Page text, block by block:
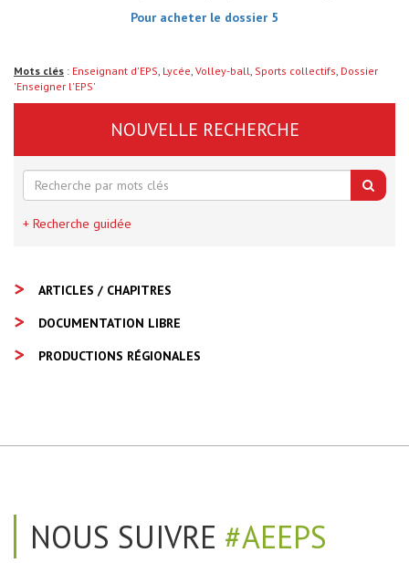
Pour acheter le dossier 5
Mots clés : Enseignant d'EPS, Lycée, Volley-ball, Sports collectifs, Dossier
'Enseigner l'EPS'
NOUVELLE RECHERCHE
+ Recherche guidée
ARTICLES / CHAPITRES
DOCUMENTATION LIBRE
PRODUCTIONS RÉGIONALES
NOUS SUIVRE #AEEPS